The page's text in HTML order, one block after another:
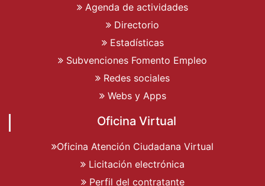
Agenda de actividades
Directorio
Estadísticas
Subvenciones Fomento Empleo
Redes sociales
Webs y Apps
Oficina Virtual
Oficina Atención Ciudadana Virtual
Licitación electrónica
Perfil del contratante